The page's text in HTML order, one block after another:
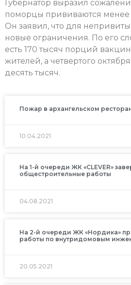
Губернатор выразил
поморцы прививаются менее
Он заявил, что для
новые ограничения. По его
есть 170 тысяч порций
жителей, а четвертого
десять тысяч.
Пожар в архангельском
10.04.2021
На 1-й очереди ЖК «CLEVER»
общестроительные работы
04.08.2021
На 2-й очереди ЖК «Нордика»
работы по внутридомовым
20.05.2021